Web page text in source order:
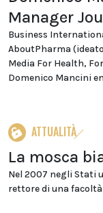
Manager
Business
AboutPharma
Media For Health,
Domenico Mancini
ATTUALITÀ
La mosca
Nel 2007 negli Stati
rettore di una